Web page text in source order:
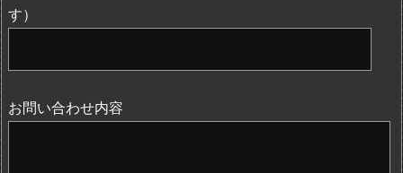
す）
お問い合わせ内容